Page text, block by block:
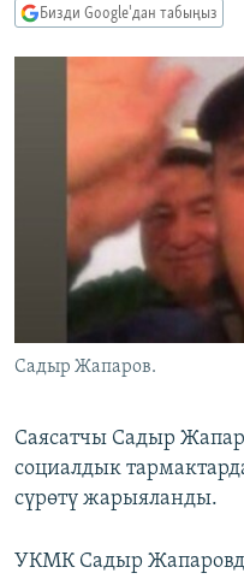
ЭКСПЕРТТЕР ТАЛДАЙТ
БИЗ ЖАНА ДҮЙНӨ
ЭЖЕ-СИҢДИЛЕР
ЫҢГАЙСЫЗ СУРООЛОР
ӨЗГӨЧӨ ПИКИР
ОНЛАЙН ШЕРИНЕ
ЭЕ/АРнун бардык
Бизди Google'дан табыңыз
Садыр Жапаров.
Саясатчы Садыр
социалдык
сүрөтү жарыяланды.
УКМК Садыр